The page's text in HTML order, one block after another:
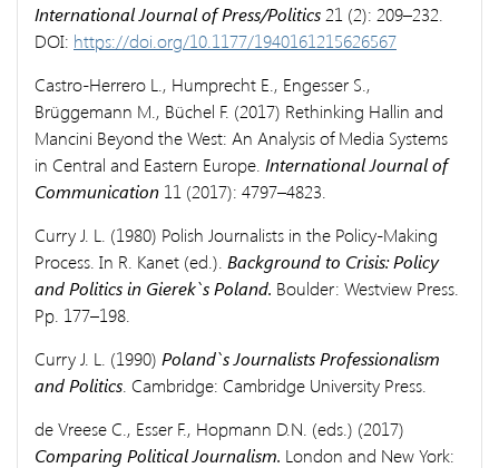
International Journal of Press/Politics 21 (2): 209–232.
DOI: https://doi.org/10.1177/1940161215626567
Castro-Herrero L., Humprecht E., Engesser S.,
Brüggemann M., Büchel F. (2017) Rethinking Hallin and
Mancini Beyond the West: An Analysis of Media Systems
in Central and Eastern Europe. International Journal of
Communication 11 (2017): 4797–4823.
Curry J. L. (1980) Polish Journalists in the Policy-Making
Process. In R. Kanet (ed.). Background to Crisis: Policy
and Politics in Gierek`s Poland. Boulder: Westview Press.
Pp. 177–198.
Curry J. L. (1990) Poland`s Journalists Professionalism
and Politics . Cambridge: Cambridge University Press.
de Vreese C., Esser F., Hopmann D.N. (eds.) (2017)
Comparing Political Journalism. London and New York: